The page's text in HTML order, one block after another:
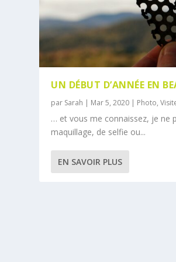
UN DÉBUT D’ANNÉE EN
par Sarah Mar 5, 2020 Photo,
… et vous me connaissez, je ne
maquillage, de selfie ou...
EN SAVOIR PLUS